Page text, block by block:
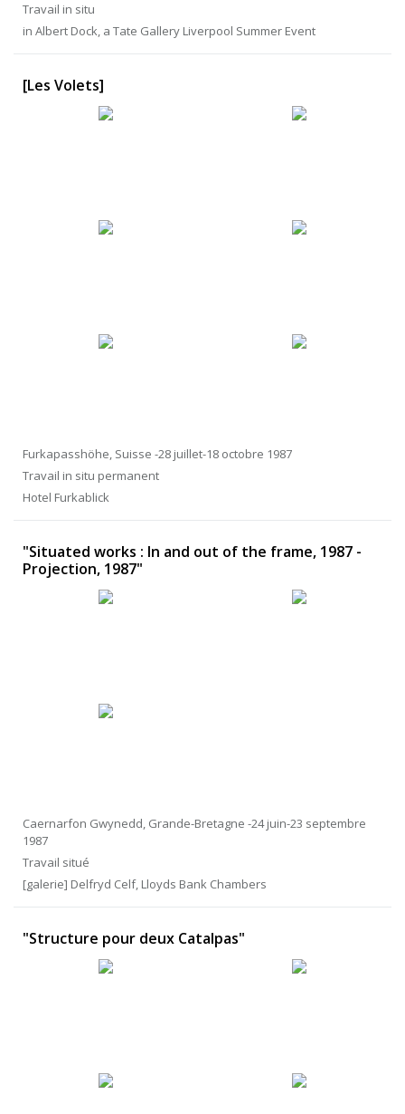
Travail in situ
in Albert Dock, a Tate Gallery Liverpool Summer Event
[Les Volets]
Furkapasshöhe, Suisse -28 juillet-18 octobre 1987
Travail in situ permanent
Hotel Furkablick
"Situated works : In and out of the frame, 1987 -
Projection, 1987"
Caernarfon Gwynedd, Grande-Bretagne -24 juin-23 septembre
1987
Travail situé
[galerie] Delfryd Celf, Lloyds Bank Chambers
"Structure pour deux Catalpas"